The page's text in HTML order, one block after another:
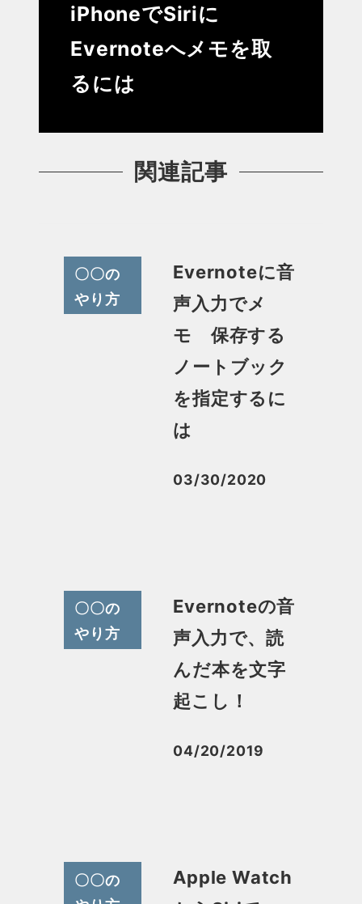
iPhoneでSiriに
Evernoteへメモを取
るには
関連記事
〇〇の
やり方
Evernoteに音
声入力でメ
モ 保存する
ノートブック
を指定するに
は
投稿日
03/30/2020
〇〇の
やり方
Evernoteの音
声入力で、読
んだ本を文字
起こし！
投稿日
04/20/2019
〇〇の
Apple Watch